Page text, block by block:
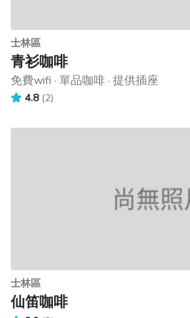
士林區
青衫咖啡
免費wifi · 單品咖啡 · 提供插座
4.8 (2)
士林區
仙笛咖啡